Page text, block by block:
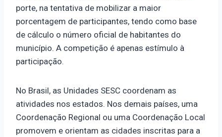
porte, na tentativa de mobilizar a maior
porcentagem de participantes, tendo como base
de cálculo o número oficial de habitantes do
município. A competição é apenas estímulo à
participação.
No Brasil, as Unidades SESC coordenam as
atividades nos estados. Nos demais países, uma
Coordenação Regional ou uma Coordenação Local
promovem e orientam as cidades inscritas para a